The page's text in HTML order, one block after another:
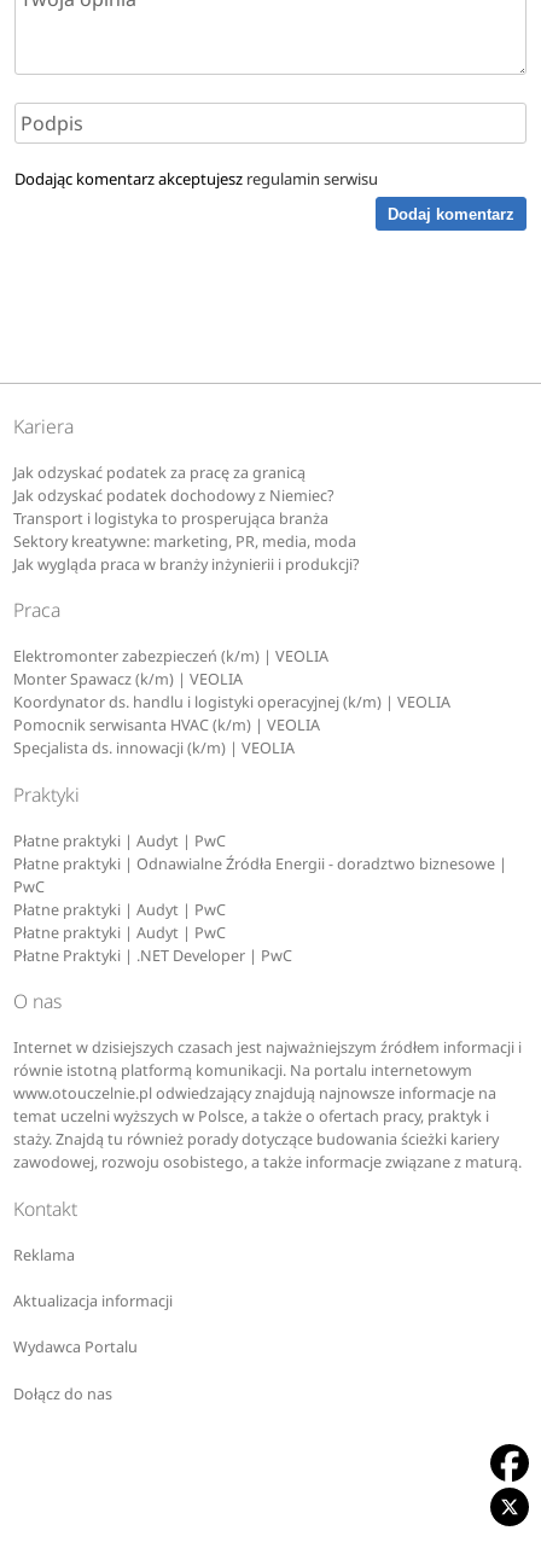
Dodając komentarz akceptujesz regulamin serwisu
Dodaj komentarz
Kariera
Jak odzyskać podatek za pracę za granicą
Jak odzyskać podatek dochodowy z Niemiec?
Transport i logistyka to prosperująca branża
Sektory kreatywne: marketing, PR, media, moda
Jak wygląda praca w branży inżynierii i produkcji?
Praca
Elektromonter zabezpieczeń (k/m) | VEOLIA
Monter Spawacz (k/m) | VEOLIA
Koordynator ds. handlu i logistyki operacyjnej (k/m) | VEOLIA
Pomocnik serwisanta HVAC (k/m) | VEOLIA
Specjalista ds. innowacji (k/m) | VEOLIA
Praktyki
Płatne praktyki | Audyt | PwC
Płatne praktyki | Odnawialne Źródła Energii - doradztwo biznesowe |
PwC
Płatne praktyki | Audyt | PwC
Płatne praktyki | Audyt | PwC
Płatne Praktyki | .NET Developer | PwC
O nas
Internet w dzisiejszych czasach jest najważniejszym źródłem informacji i
równie istotną platformą komunikacji. Na portalu internetowym
www.otouczelnie.pl odwiedzający znajdują najnowsze informacje na
temat uczelni wyższych w Polsce, a także o ofertach pracy, praktyk i
staży. Znajdą tu również porady dotyczące budowania ścieżki kariery
zawodowej, rozwoju osobistego, a także informacje związane z maturą.
Kontakt
Reklama
Aktualizacja informacji
Wydawca Portalu
Dołącz do nas